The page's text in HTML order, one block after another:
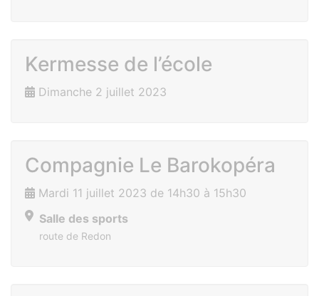
Kermesse de l’école
Dimanche 2 juillet 2023
Compagnie Le Barokopéra
Mardi 11 juillet 2023 de 14h30 à 15h30
Salle des sports
route de Redon